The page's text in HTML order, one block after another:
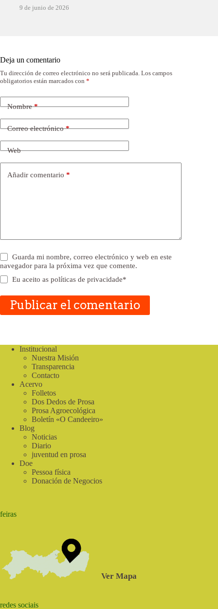
9 de junio de 2026
Deja un comentario
Tu dirección de correo electrónico no será publicada. Los campos
obligatorios están marcados con *
Nombre*
Correo electrónico*
Web
Añadir comentario *
Guarda mi nombre, correo electrónico y web en este
navegador para la próxima vez que comente.
Eu aceito aspolíticas de privacidade*
Publicar el comentario
Institucional
Nuestra Misión
Transparencia
Contacto
Acervo
Folletos
Dos Dedos de Prosa
Prosa Agroecológica
Boletín «O Candeeiro»
Blog
Noticias
Diario
juventud en prosa
Doe
Pessoa física
Donación de Negocios
feiras
Ver Mapa
redes sociais